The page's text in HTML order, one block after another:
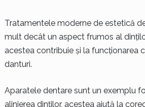
Tratamentele moderne de estetică
mult decât un aspect frumos al
acestea contribuie și la funcționarea
danturi.
Aparatele dentare sunt un exemplu
alinierea dinților, acestea ajută la